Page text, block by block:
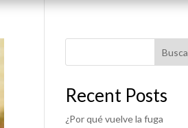
Recent Posts
¿Por qué vuelve la fuga